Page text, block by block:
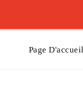
Page D'accueil